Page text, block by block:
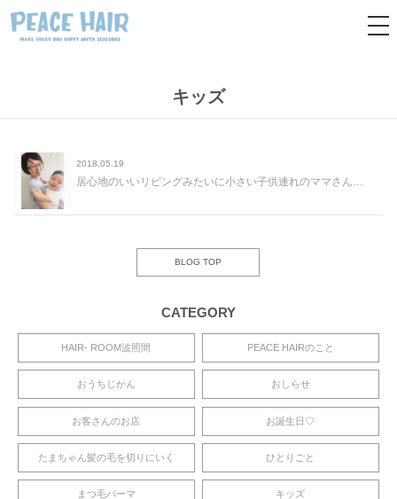
キッズ
2018.05.19
居心地のいいリビングみたいに小さい子供連れのママさんも安心してカットにきてくださいね〜♫
BLOG TOP
CATEGORY
HAIR- ROOM波照間 PEACE HAIRのこと
おうちじかん おしらせ
お客さんのお店 お誕生日♡
たまちゃん髪の毛を切りにいく ひとりごと
まつ毛パーマ キッズ